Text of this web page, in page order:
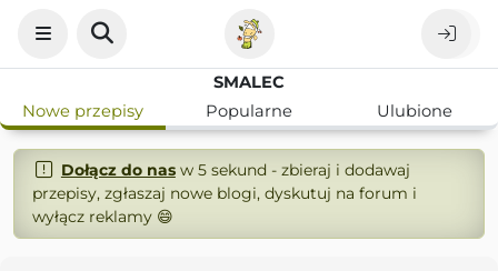
SMALEC
Nowe przepisy
Popularne Ulubione
Dołącz do nasw 5 sekund - zbieraj i dodawaj
przepisy, zgłaszaj nowe blogi, dyskutuj na forum i
wyłącz reklamy 😄